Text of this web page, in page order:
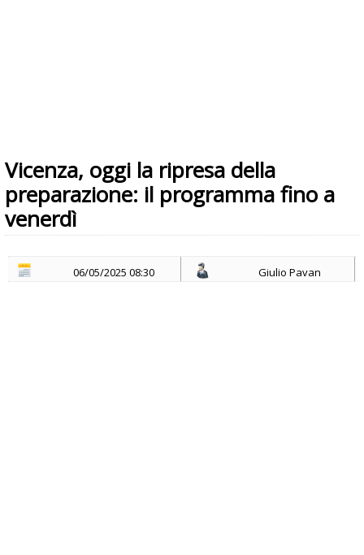
Vicenza, oggi la ripresa della
preparazione: il programma fino a
venerdì
06/05/2025 08:30 Giulio Pavan